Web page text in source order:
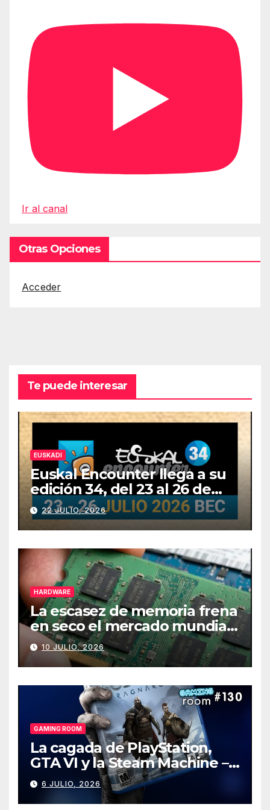
Ir al canal
Otras Opciones
Acceder
Te puede interesar
EUSKADI
Euskal Encounter llega a su
edición 34, del 23 al 26 de
julio
22 JULIO, 2026
HARDWARE
La escasez de memoria frena
en seco el mercado mundial
de PCs
10 JULIO, 2026
GAMING ROOM
La cagada de PlayStation,
GTA VI y la Steam Machine –
Gaming Room #130
6 JULIO, 2026